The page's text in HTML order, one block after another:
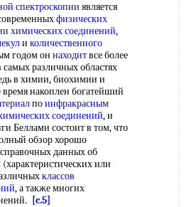
спектроскопии является
физических
химических соединений,
и количественного
годом он находитвсе более
различных областях
в химии, биохимии и
накоплен богатейший
поинфракрасным
соединений, и
Беллами состоит в том, что
обзор хорошо
данных об
(характеристических или
классов
, а также многих
[c.5]